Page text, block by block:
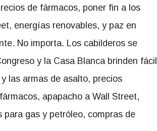
de fármacos, poner fin a los
energías renovables, y paz en
No importa. Los cabilderos se
y la Casa Blanca brinden fácil
las armas de asalto, precios
apapacho a Wall Street,
para gas y petróleo, compras de